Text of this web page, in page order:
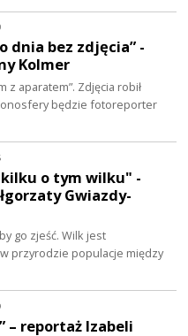
dnia bez zdjęcia” -
Kolmer
z aparatem”. Zdjęcia robił
będzie fotoreporter
kilku o tym wilku" -
Gwiazdy-
go zjeść. Wilk jest
przyrodzie populacje między
– reportaż Izabeli